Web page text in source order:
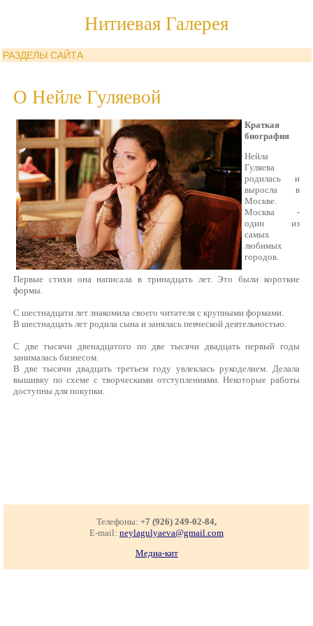
Нитиевая Галерея
РАЗДЕЛЫ САЙТА
О Нейле Гуляевой
Краткая
биография
Нейла
Гуляева
родилась и
выросла в
Москве.
Москва -
один из
самых
любимых
городов.
Первые стихи она написала в тринадцать лет. Это были короткие
формы.
С шестнадцати лет знакомила своего читателя с крупными формами.
В шестнадцать лет родила сына и занялась певческой деятельностью.
С две тысячи двенадцатого по две тысячи двадцать первый годы
занималась бизнесом.
В две тысячи двадцать третьем году увлеклась рукоделием. Делала
вышивку по схеме с творческими отступлениями. Некоторые работы
доступны для покупки.
Телефоны: +7 (926) 249-02-84,
E-mail: neylagulyaeva@gmail.com
Медиа-кит